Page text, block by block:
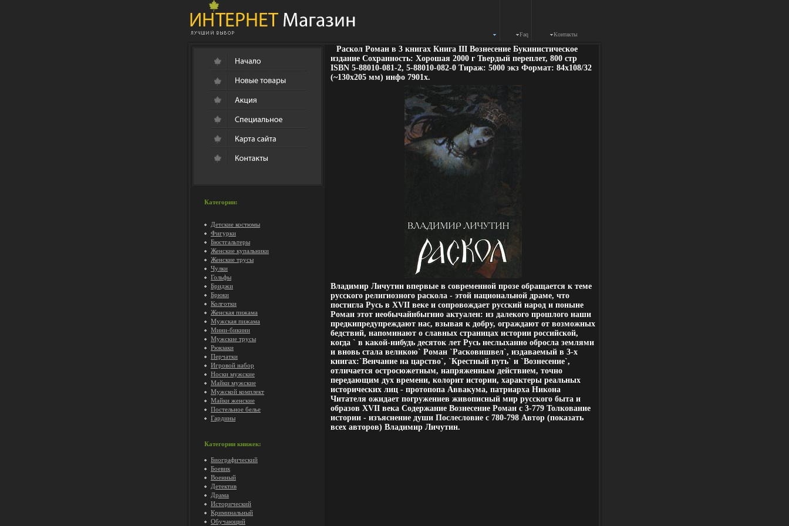
Faq Контакты
Категории:
Детские костюмы
Фигурки
Бюстгальтеры
Женские купальники
Женские трусы
Чулки
Гольфы
Бриджи
Брюки
Колготки
Женская пижама
Мужская пижама
Мини-бикини
Мужские трусы
Рюкзаки
Перчатки
Игровой набор
Носки мужские
Майки мужские
Мужской комплект
Майки женские
Постельное белье
Гардины
Категории книжек:
Биографический
Боевик
Военный
Детектив
Драма
Исторический
Криминальный
Обучающий
Раскол Роман в 3 книгах Книга III Вознесение Букинистическое
издание Сохранность: Хорошая 2000 г Твердый переплет, 800 стр
ISBN 5-88010-081-2, 5-88010-082-0 Тираж: 5000 экз Формат: 84x108/32
(~130х205 мм) инфо 7901x.
Владимир Личутин впервые в современной прозе обращается к теме
русского религиозного раскола - этой национальной драме, что
постигла Русь в XVII веке и сопровождает русский народ и поныне
Роман этот необычайнбыгнио актуален: из далекого прошлого наши
предкипредупреждают нас, взывая к добру, ограждают от возможных
бедствий, напоминают о славных страницах истории российской,
когда ` в какой-нибудь десяток лет Русь неслыханно обросла землями
и вновь стала великою` Роман `Расковишвел`, издаваемый в 3-х
книгах:`Венчание на царство`, `Крестный путь` и `Вознесение`,
отличается остросюжетным, напряженным действием, точно
передающим дух времени, колорит истории, характеры реальных
исторических лиц - протопопа Аввакума, патриарха Никона
Читателя ожидает погружениев живописный мир русского быта и
образов XVII века Содержание Вознесение Роман c 3-779 Толкование
истории - изъяснение души Послесловие c 780-798 Автор (показать
всех авторов) Владимир Личутин.